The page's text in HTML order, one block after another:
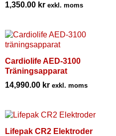
1,350.00 kr exkl. moms
Cardiolife AED-3100
Träningsapparat
14,990.00 kr exkl. moms
Lifepak CR2 Elektroder